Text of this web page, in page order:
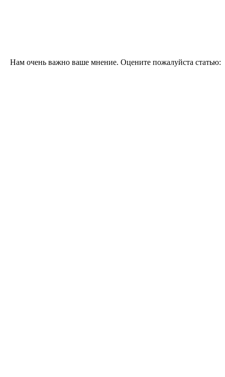
Нам очень важно ваше мнение. Оцените пожалуйста статью: